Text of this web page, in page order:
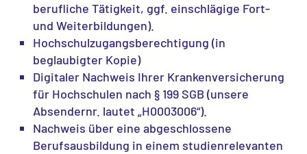
berufliche Tätigkeit, ggf. einschlägige Fort-
und Weiterbildungen).
Hochschulzugangsberechtigung (in
beglaubigter Kopie)
Digitaler Nachweis Ihrer Krankenversicherung
für Hochschulen nach § 199 SGB (unsere
Absendernr. lautet „H0003006“).
Nachweis über eine abgeschlossene
Berufsausbildung in einem studienrelevanten